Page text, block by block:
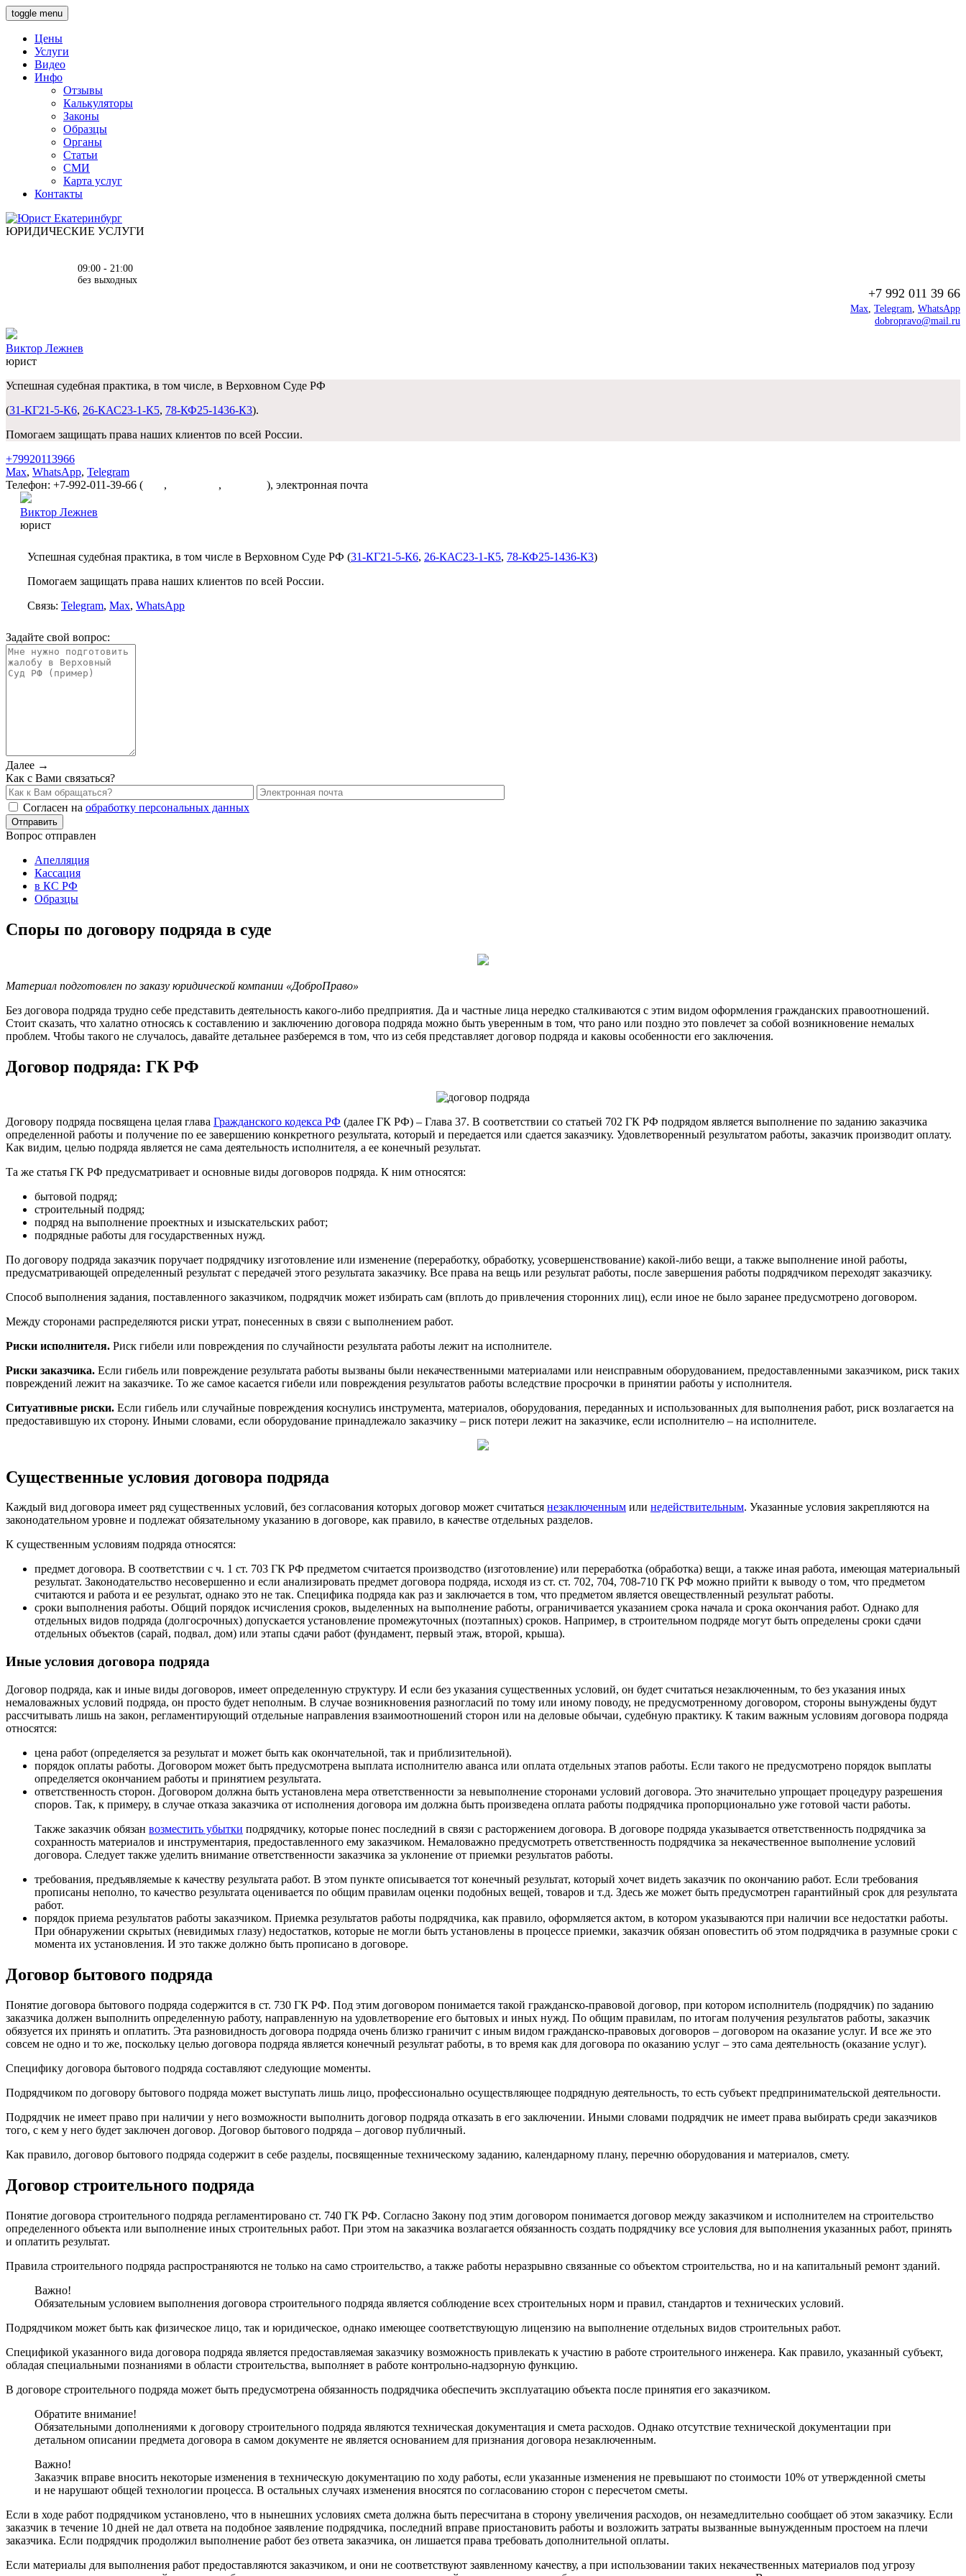
toggle menu
Цены
Услуги
Видео
Инфо
Отзывы
Калькуляторы
Законы
Образцы
Органы
Статьи
СМИ
Карта услуг
Контакты
ЮРИДИЧЕСКИЕ УСЛУГИ
09:00 - 21:00
без выходных
+7 992 011 39 66
Max, Telegram, WhatsApp
dobropravo@mail.ru
Виктор Лежнев
юрист
Успешная судебная практика, в том числе, в Верховном Суде РФ
(31-КГ21-5-К6, 26-КАС23-1-К5, 78-КФ25-1436-К3).
Помогаем защищать права наших клиентов по всей России.
+79920113966
Max, WhatsApp, Telegram
Телефон: +7-992-011-39-66 (
, , ), электронная почта
Виктор Лежнев
юрист
Успешная судебная практика, в том числе в Верховном Суде РФ (31-КГ21-5-К6, 26-КАС23-1-К5, 78-КФ25-1436-К3)
Помогаем защищать права наших клиентов по всей России.
Связь: Telegram, Max, WhatsApp
Задайте свой вопрос:
Далее →
Как с Вами связаться?
Согласен на обработку персональных данных
Вопрос отправлен
Апелляция
Кассация
в КС РФ
Образцы
Споры по договору подряда в суде
Материал подготовлен по заказу юридической компании «ДоброПраво»
Без договора подряда трудно себе представить деятельность какого-либо предприятия. Да и частные лица нередко сталкиваются с этим видом оформления гражданских правоотношений.
Стоит сказать, что халатно относясь к составлению и заключению договора подряда можно быть уверенным в том, что рано или поздно это повлечет за собой возникновение немалых
проблем. Чтобы такого не случалось, давайте детальнее разберемся в том, что из себя представляет договор подряда и каковы особенности его заключения.
Договор подряда: ГК РФ
Договору подряда посвящена целая глава Гражданского кодекса РФ (далее ГК РФ) – Глава 37. В соответствии со статьей 702 ГК РФ подрядом является выполнение по заданию заказчика
определенной работы и получение по ее завершению конкретного результата, который и передается или сдается заказчику. Удовлетворенный результатом работы, заказчик производит оплату.
Как видим, целью подряда является не сама деятельность исполнителя, а ее конечный результат.
Та же статья ГК РФ предусматривает и основные виды договоров подряда. К ним относятся:
бытовой подряд;
строительный подряд;
подряд на выполнение проектных и изыскательских работ;
подрядные работы для государственных нужд.
По договору подряда заказчик поручает подрядчику изготовление или изменение (переработку, обработку, усовершенствование) какой-либо вещи, а также выполнение иной работы,
предусматривающей определенный результат с передачей этого результата заказчику. Все права на вещь или результат работы, после завершения работы подрядчиком переходят заказчику.
Способ выполнения задания, поставленного заказчиком, подрядчик может избирать сам (вплоть до привлечения сторонних лиц), если иное не было заранее предусмотрено договором.
Между сторонами распределяются риски утрат, понесенных в связи с выполнением работ.
Риски исполнителя. Риск гибели или повреждения по случайности результата работы лежит на исполнителе.
Риски заказчика. Если гибель или повреждение результата работы вызваны были некачественными материалами или неисправным оборудованием, предоставленными заказчиком, риск таких
повреждений лежит на заказчике. То же самое касается гибели или повреждения результатов работы вследствие просрочки в принятии работы у исполнителя.
Ситуативные риски. Если гибель или случайные повреждения коснулись инструмента, материалов, оборудования, переданных и использованных для выполнения работ, риск возлагается на
предоставившую их сторону. Иными словами, если оборудование принадлежало заказчику – риск потери лежит на заказчике, если исполнителю – на исполнителе.
Существенные условия договора подряда
Каждый вид договора имеет ряд существенных условий, без согласования которых договор может считаться незаключенным или недействительным. Указанные условия закрепляются на
законодательном уровне и подлежат обязательному указанию в договоре, как правило, в качестве отдельных разделов.
К существенным условиям подряда относятся:
предмет договора. В соответствии с ч. 1 ст. 703 ГК РФ предметом считается производство (изготовление) или переработка (обработка) вещи, а также иная работа, имеющая материальный
результат. Законодательство несовершенно и если анализировать предмет договора подряда, исходя из ст. ст. 702, 704, 708-710 ГК РФ можно прийти к выводу о том, что предметом
считаются и работа и ее результат, однако это не так. Специфика подряда как раз и заключается в том, что предметом является овеществленный результат работы.
сроки выполнения работы. Общий порядок исчисления сроков, выделенных на выполнение работы, ограничивается указанием срока начала и срока окончания работ. Однако для
отдельных видов подряда (долгосрочных) допускается установление промежуточных (поэтапных) сроков. Например, в строительном подряде могут быть определены сроки сдачи
отдельных объектов (сарай, подвал, дом) или этапы сдачи работ (фундамент, первый этаж, второй, крыша).
Иные условия договора подряда
Договор подряда, как и иные виды договоров, имеет определенную структуру. И если без указания существенных условий, он будет считаться незаключенным, то без указания иных
немаловажных условий подряда, он просто будет неполным. В случае возникновения разногласий по тому или иному поводу, не предусмотренному договором, стороны вынуждены будут
рассчитывать лишь на закон, регламентирующий отдельные направления взаимоотношений сторон или на деловые обычаи, судебную практику. К таким важным условиям договора подряда
относятся:
цена работ (определяется за результат и может быть как окончательной, так и приблизительной).
порядок оплаты работы. Договором может быть предусмотрена выплата исполнителю аванса или оплата отдельных этапов работы. Если такого не предусмотрено порядок выплаты
определяется окончанием работы и принятием результата.
ответственность сторон. Договором должна быть установлена мера ответственности за невыполнение сторонами условий договора. Это значительно упрощает процедуру разрешения
споров. Так, к примеру, в случае отказа заказчика от исполнения договора им должна быть произведена оплата работы подрядчика пропорционально уже готовой части работы.
Также заказчик обязан возместить убытки подрядчику, которые понес последний в связи с расторжением договора. В договоре подряда указывается ответственность подрядчика за
сохранность материалов и инструментария, предоставленного ему заказчиком. Немаловажно предусмотреть ответственность подрядчика за некачественное выполнение условий
договора. Следует также уделить внимание ответственности заказчика за уклонение от приемки результатов работы.
требования, предъявляемые к качеству результата работ. В этом пункте описывается тот конечный результат, который хочет видеть заказчик по окончанию работ. Если требования
прописаны неполно, то качество результата оценивается по общим правилам оценки подобных вещей, товаров и т.д. Здесь же может быть предусмотрен гарантийный срок для результата
работ.
порядок приема результатов работы заказчиком. Приемка результатов работы подрядчика, как правило, оформляется актом, в котором указываются при наличии все недостатки работы.
При обнаружении скрытых (невидимых глазу) недостатков, которые не могли быть установлены в процессе приемки, заказчик обязан оповестить об этом подрядчика в разумные сроки с
момента их установления. И это также должно быть прописано в договоре.
Договор бытового подряда
Понятие договора бытового подряда содержится в ст. 730 ГК РФ. Под этим договором понимается такой гражданско-правовой договор, при котором исполнитель (подрядчик) по заданию
заказчика должен выполнить определенную работу, направленную на удовлетворение его бытовых и иных нужд. По общим правилам, по итогам получения результатов работы, заказчик
обязуется их принять и оплатить. Эта разновидность договора подряда очень близко граничит с иным видом гражданско-правовых договоров – договором на оказание услуг. И все же это
совсем не одно и то же, поскольку целью договора подряда является конечный результат работы, в то время как для договора по оказанию услуг – это сама деятельность (оказание услуг).
Специфику договора бытового подряда составляют следующие моменты.
Подрядчиком по договору бытового подряда может выступать лишь лицо, профессионально осуществляющее подрядную деятельность, то есть субъект предпринимательской деятельности.
Подрядчик не имеет право при наличии у него возможности выполнить договор подряда отказать в его заключении. Иными словами подрядчик не имеет права выбирать среди заказчиков
того, с кем у него будет заключен договор. Договор бытового подряда – договор публичный.
Как правило, договор бытового подряда содержит в себе разделы, посвященные техническому заданию, календарному плану, перечню оборудования и материалов, смету.
Договор строительного подряда
Понятие договора строительного подряда регламентировано ст. 740 ГК РФ. Согласно Закону под этим договором понимается договор между заказчиком и исполнителем на строительство
определенного объекта или выполнение иных строительных работ. При этом на заказчика возлагается обязанность создать подрядчику все условия для выполнения указанных работ, принять
и оплатить результат.
Правила строительного подряда распространяются не только на само строительство, а также работы неразрывно связанные со объектом строительства, но и на капитальный ремонт зданий.
Важно!
Обязательным условием выполнения договора строительного подряда является соблюдение всех строительных норм и правил, стандартов и технических условий.
Подрядчиком может быть как физическое лицо, так и юридическое, однако имеющее соответствующую лицензию на выполнение отдельных видов строительных работ.
Спецификой указанного вида договора подряда является предоставляемая заказчику возможность привлекать к участию в работе строительного инженера. Как правило, указанный субъект,
обладая специальными познаниями в области строительства, выполняет в работе контрольно-надзорную функцию.
В договоре строительного подряда может быть предусмотрена обязанность подрядчика обеспечить эксплуатацию объекта после принятия его заказчиком.
Обратите внимание!
Обязательными дополнениями к договору строительного подряда являются техническая документация и смета расходов. Однако отсутствие технической документации при
детальном описании предмета договора в самом документе не является основанием для признания договора незаключенным.
Важно!
Заказчик вправе вносить некоторые изменения в техническую документацию по ходу работы, если указанные изменения не превышают по стоимости 10% от утвержденной сметы
и не нарушают общей технологии процесса. В остальных случаях изменения вносятся по согласованию сторон с пересчетом сметы.
Если в ходе работ подрядчиком установлено, что в нынешних условиях смета должна быть пересчитана в сторону увеличения расходов, он незамедлительно сообщает об этом заказчику. Если
заказчик в течение 10 дней не дал ответа на подобное заявление подрядчика, последний вправе приостановить работы и возложить затраты вызванные вынужденным простоем на плечи
заказчика. Если подрядчик продолжил выполнение работ без ответа заказчика, он лишается права требовать дополнительной оплаты.
Если материалы для выполнения работ предоставляются заказчиком, и они не соответствуют заявленному качеству, а при использовании таких некачественных материалов под угрозу